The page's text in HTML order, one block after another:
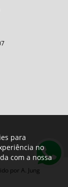
por A. Jung
para
no
com a nossa